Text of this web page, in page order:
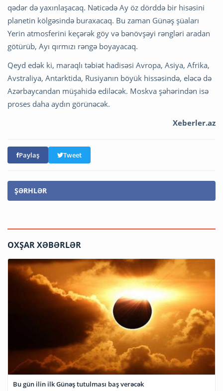
qədər də yaxınlaşacaq. Nəticədə Ay öz dörddə bir hisəsini
planetin kölgəsində buraxacaq. Bu zaman Günəş şüaları
Yerin atmosferini keçərək göy və bənövşəyi rəngləri aradan
götürüb, Ayı qırmızı rəngə boyayacaq.
Qeyd edək ki, maraqlı təbiət hadisəsi Avropa, Asiya, Afrika,
Avstraliya, Antarktida, Rusiyanın böyük hissəsində, eləcə də
Azərbaycandan müşahidə ediləcək. Moskva şəhərindən isə
proses daha aydın görünəcək.
Xeberler.az
Paylaş Tweet
ŞƏRHLƏR
OXŞAR XƏBƏRLƏR
Bu gün ilin ilk Günəş tutulması baş verəcək